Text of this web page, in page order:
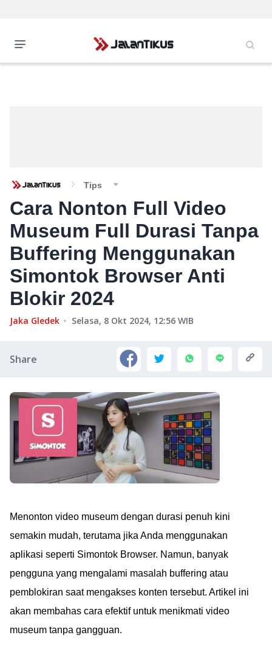
Tips
Cara Nonton Full Video
Museum Full Durasi Tanpa
Buffering Menggunakan
Simontok Browser Anti
Blokir 2024
Jaka Gledek Selasa, 8 Okt 2024, 12:56 WIB
Share
Menonton video museum dengan durasi penuh kini
semakin mudah, terutama jika Anda menggunakan
aplikasi seperti Simontok Browser. Namun, banyak
pengguna yang mengalami masalah buffering atau
pemblokiran saat mengakses konten tersebut. Artikel ini
akan membahas cara efektif untuk menikmati video
museum tanpa gangguan.